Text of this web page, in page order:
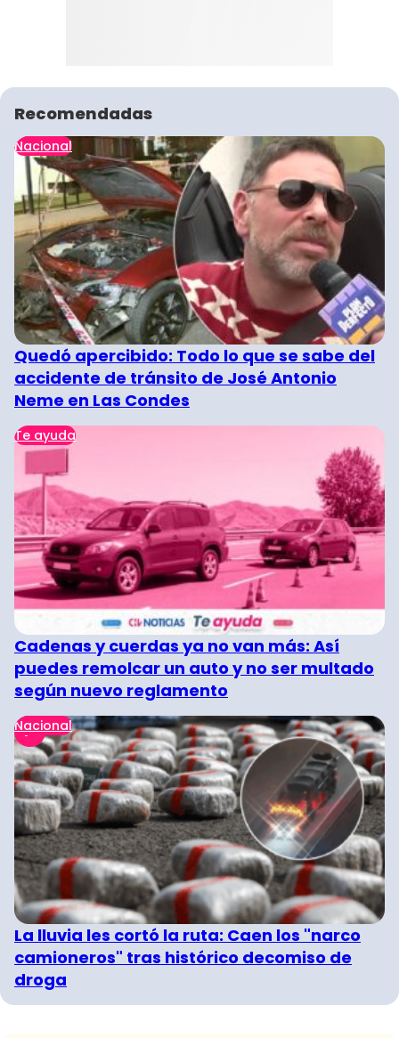
Recomendadas
Nacional
Quedó apercibido: Todo lo que se sabe del
accidente de tránsito de José Antonio
Neme en Las Condes
Te ayuda
Cadenas y cuerdas ya no van más: Así
puedes remolcar un auto y no ser multado
según nuevo reglamento
Nacional
La lluvia les cortó la ruta: Caen los "narco
camioneros" tras histórico decomiso de
droga